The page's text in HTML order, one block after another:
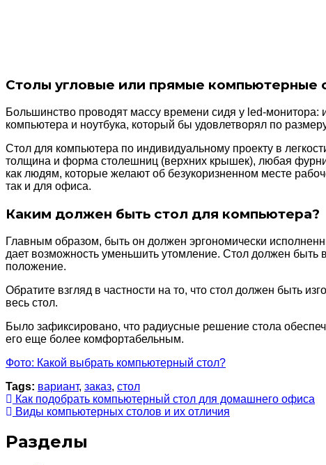
Столы угловые или прямые компьютерные
Большинство проводят массу времени сидя у led-монитора:
компьютера и ноутбука, который бы удовлетворял по
Стол для компьютера по индивидуальному проекту в
толщина и форма столешниц (верхних крышек), любая
как людям, которые желают об безукоризненном месте
так и для офиса.
Каким должен быть стол для компьютера?
Главным образом, быть он должен эргономически
дает возможность уменьшить утомление. Стол должен быть
положение.
Обратите взгляд в частности на то, что стол должен быть
весь стол.
Было зафиксировано, что радиусные решение стола
его еще более комфортабельным.
Фото: Какой выбрать компьютерный стол?
Tags: вариант, заказ, стол
Как подобрать компьютерный стол для домашнего офиса
Виды компьютерных столов и их отличия
Разделы